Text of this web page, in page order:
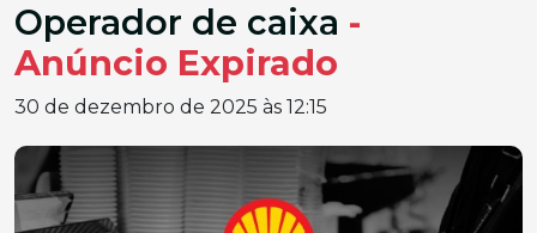
Operador de caixa -
Anúncio Expirado
30 de dezembro de 2025 às 12:15